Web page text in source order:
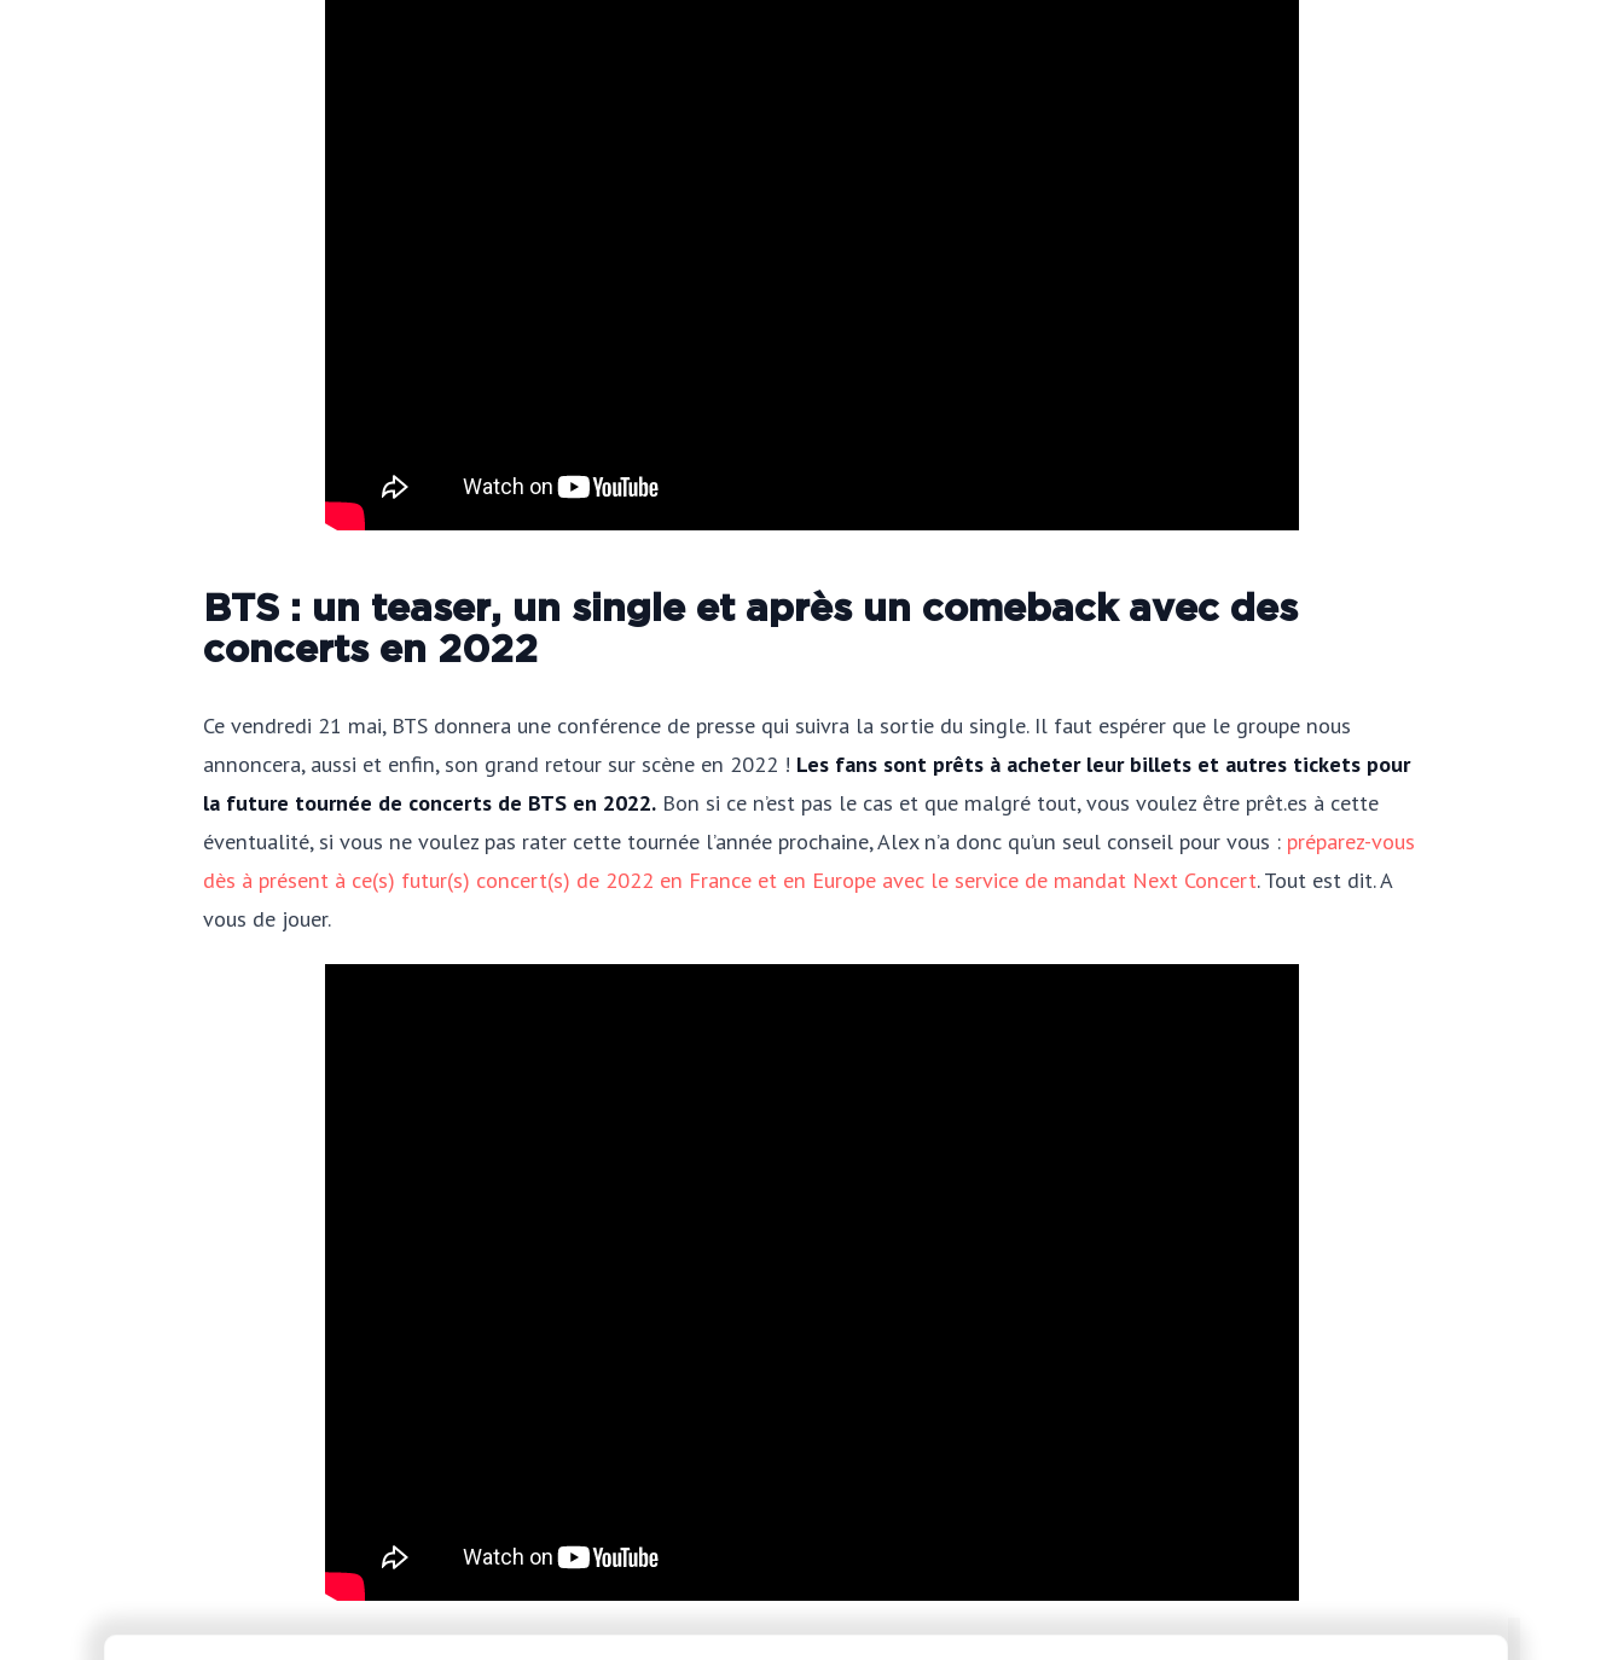
BTS : un teaser, un single et après un comeback avec des
concerts en 2022
Ce vendredi 21 mai, BTS donnera une conférence de presse qui suivra la sortie du single. Il faut espérer que le groupe nous
annoncera, aussi et enfin, son grand retour sur scène en 2022 ! Les fans sont prêts à acheter leur billets et autres tickets pour
la future tournée de concerts de BTS en 2022. Bon si ce n’est pas le cas et que malgré tout, vous voulez être prêt.es à cette
éventualité, si vous ne voulez pas rater cette tournée l’année prochaine, Alex n’a donc qu’un seul conseil pour vous : préparez-vous
dès à présent à ce(s) futur(s) concert(s) de 2022 en France et en Europe avec le service de mandat Next Concert. Tout est dit. A
vous de jouer.